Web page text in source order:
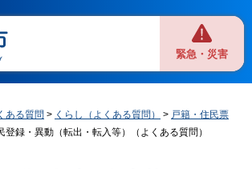
緊急・災害
ある質問 > くらし（よくある質問） > 戸籍・住民票
登録・異動（転出・転入等）（よくある質問）